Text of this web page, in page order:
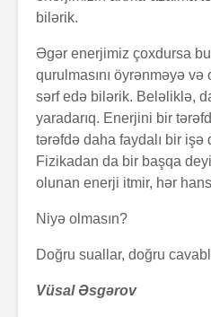
bilərik.
Əgər enerjimiz çoxdursa
qurulmasını öyrənməyə
sərf edə bilərik. Beləliklə,
yaradarıq. Enerjini bir
tərəfdə daha faydalı bir işə
Fizikadan da bir başqa
olunan enerji itmir, hər
Niyə olmasın?
Doğru suallar, doğru
Vüsal Əsgərov
anlayışı
“Ulduzlu
necə
nədir və necə